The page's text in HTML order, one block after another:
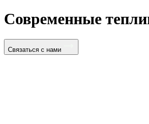
Современные
Связаться с нами